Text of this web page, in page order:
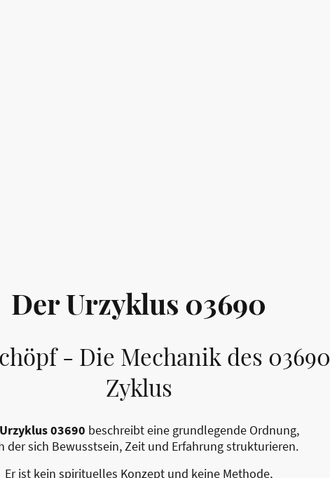
Der Urzyklus 03690
- Die Mechanik des 03690
Zyklus
Urzyklus 03690 beschreibt eine grundlegende Ordnung,
der sich Bewusstsein, Zeit und Erfahrung strukturieren.
Er ist kein spirituelles Konzept und keine Methode,